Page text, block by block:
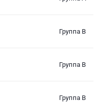
Группа B
Группа B
Группа B